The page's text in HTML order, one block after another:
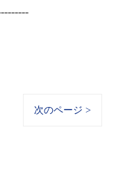
次のページ >